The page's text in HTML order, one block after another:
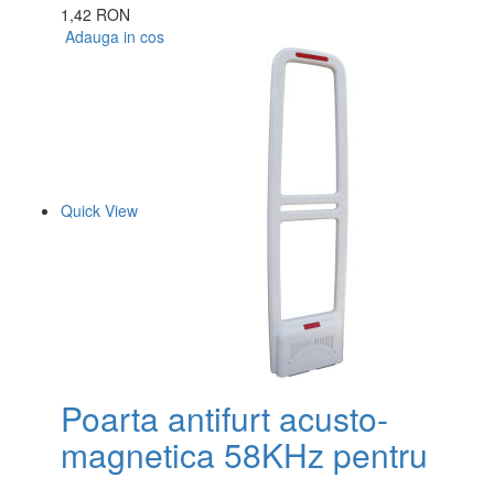
1,42 RON
Adauga in cos
Quick View
Poarta antifurt acusto-
magnetica 58KHz pentru